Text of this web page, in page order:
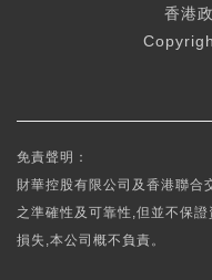
香港
免責聲明：
財華控股有限公司及香港聯合
之準確性及可靠性,但並不保
損失,本公司概不負責。